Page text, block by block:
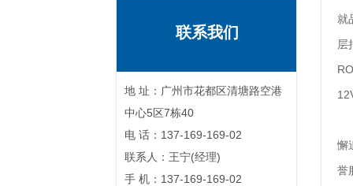
就
层
懈
誉
联系我们
地 址：广州市花都区清塘路空港
中心5区7栋40
电 话：137-169-169-02
联系人：王宁(经理)
手 机：137-169-169-02